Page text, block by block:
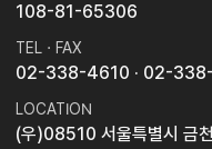
108-81-65306
TEL · FAX
02-338-4610 · 02-
LOCATION
(우)08510 서울특별시 금